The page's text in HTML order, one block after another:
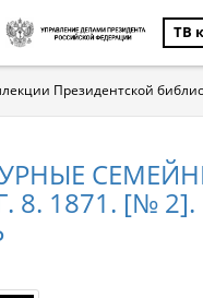
ТВ
Президентской
8. 1871. [№ 2].